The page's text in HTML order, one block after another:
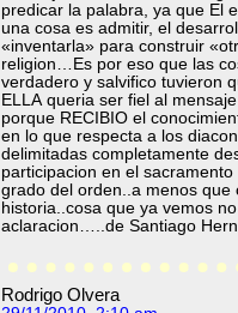
predicar la palabra, ya que El
una cosa es admitir, el
«inventarla» para construir
religion…Es por eso que las
verdadero y salvifico tuvieron
ELLA queria ser fiel al
porque RECIBIO el
en lo que respecta a los
delimitadas completamente
participacion en el
grado del orden..a menos
historia..cosa que ya vemos
aclaracion…..de Santiago
Rodrigo Olvera